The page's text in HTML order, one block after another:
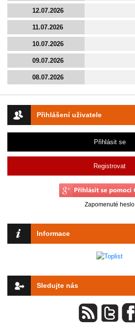
Přihlášení uživatele
Přihlásit se
Registrovat
Zapomenuté heslo
Informace
Sledujte nás
12.07.2026
11.07.2026
10.07.2026
09.07.2026
08.07.2026